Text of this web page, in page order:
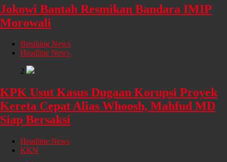
Jokowi Bantah Resmikan Bandara IMIP
Morowali
Breaking News
Headline News
2
KPK Usut Kasus Dugaan Korupsi Proyek
Kereta Cepat Alias Whoosh, Mahfud MD
Siap Bersaksi
Headline News
KKN